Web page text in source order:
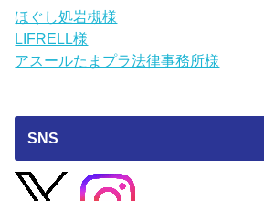
ほぐし処岩槻様
LIFRELL様
アスールたまプラ法律事務所様
SNS